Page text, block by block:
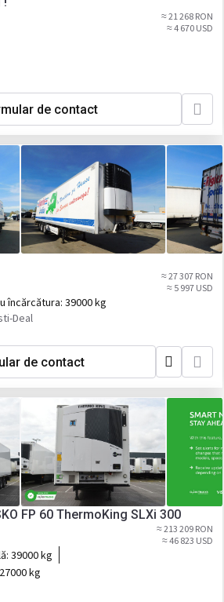
≈ 21 268 RON
≈ 4 670 USD
de contact
≈ 27 307 RON
≈ 5 997 USD
încărcătura: 39000 kg
Deal
de contact
FP 60 ThermoKing SLXi 300
≈ 213 209 RON
≈ 46 823 USD
39000 kg
27000 kg